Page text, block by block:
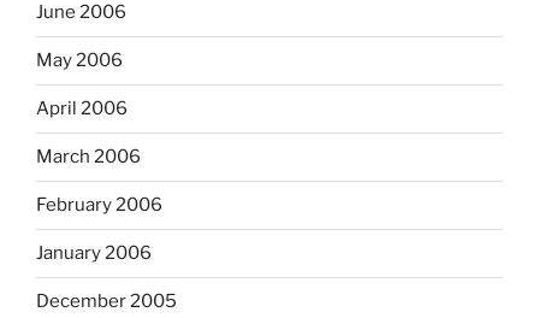
June 2006
May 2006
April 2006
March 2006
February 2006
January 2006
December 2005